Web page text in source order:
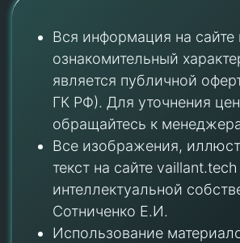
Вся информация на сайте
ознакомительный
является публичной
ГК РФ). Для уточнения
обращайтесь к
Все изображения,
текст на сайте
интеллектуальной
Сотниченко Е.И.
Использование